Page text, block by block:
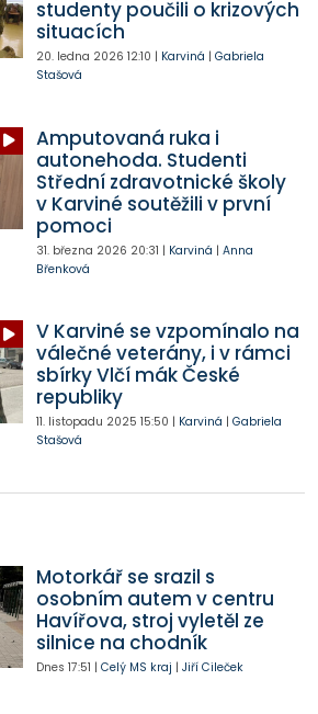
studenty poučili o krizových
situacích
20. ledna 2026 12:10 | Karviná | Gabriela
Stašová
Amputovaná ruka i
autonehoda. Studenti
Střední zdravotnické školy
v Karviné soutěžili v první
pomoci
31. března 2026 20:31 | Karviná | Anna
Břenková
V Karviné se vzpomínalo na
válečné veterány, i v rámci
sbírky Vlčí mák České
republiky
11. listopadu 2025 15:50 | Karviná | Gabriela
Stašová
Motorkář se srazil s
osobním autem v centru
Havířova, stroj vyletěl ze
silnice na chodník
Dnes 17:51 | Celý MS kraj | Jiří Cileček